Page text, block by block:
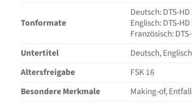
Tonformate
Deutsch: DTS-
Englisch: DTS-
Französisch:
Untertitel
Deutsch,
Altersfreigabe
FSK 16
Besondere Merkmale
Making-of,